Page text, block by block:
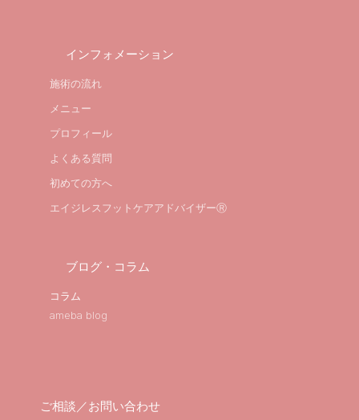
インフォメーション
施術の流れ
メニュー
プロフィール
よくある質問
初めての方へ
エイジレスフットケアアドバイザーⓇ
ブログ・コラム
コラム
ameba blog
ご相談／お問い合わせ